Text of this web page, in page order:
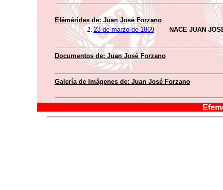
Efémérides de: Juan José Forzano
1. 23 de marzo de 1869 NACE JUAN
Documentos de: Juan José Forzano
Galería de Imágenes de: Juan José Forzano